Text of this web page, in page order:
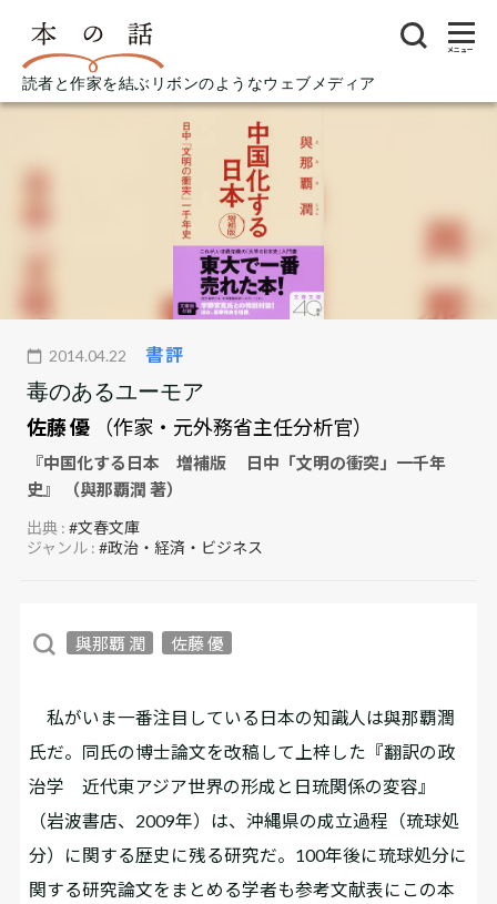
読者と作家を結ぶリボンのようなウェブメディア
メニュー
2014.04.22 書評
毒のあるユーモア
佐藤 優
（作家・元外務省主任分析官）
『中国化する日本 増補版 日中「文明の衝突」一千年
史』 （與那覇潤 著）
出典 :#文春文庫
ジャンル :#政治・経済・ビジネス
與那覇 潤 佐藤 優
私がいま一番注目している日本の知識人は與那覇潤
氏だ。同氏の博士論文を改稿して上梓した『翻訳の政
治学 近代東アジア世界の形成と日琉関係の変容』
（岩波書店、2009年）は、沖縄県の成立過程（琉球処
分）に関する歴史に残る研究だ。100年後に琉球処分に
関する研究論文をまとめる学者も参考文献表にこの本